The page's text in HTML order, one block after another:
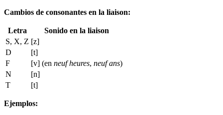
Cambios de consonantes en la liaison:
Letra
Sonido en la liaison
S, X, Z [z]
D
[t]
F
[v] (en neuf heures, neuf ans)
N
[n]
T
[t]
Ejemplos: